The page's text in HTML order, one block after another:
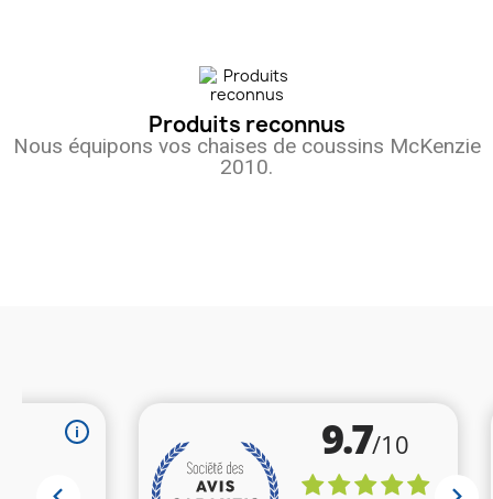
Produits reconnus
Nous équipons vos chaises de coussins McKenzie
2010.